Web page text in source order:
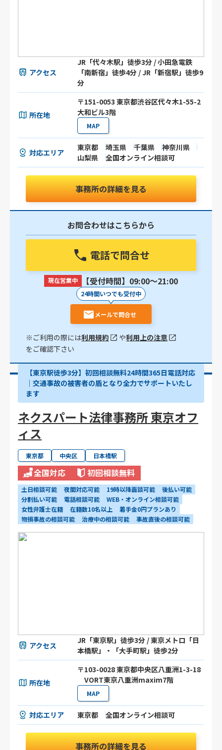
アクセス
JR「代々木駅」徒歩3分 / 小田急電鉄
「南新宿」徒歩4分 / JR「新宿駅」徒歩9
分
所在地
〒151-0053 東京都渋谷区代々木1-55-2
大和ビル3階
MAP
対応エリア
東京都 埼玉県 千葉県
神奈川県
山梨県
全国オンライン相談可
事務所の詳細を見る
お問合わせはこちらから
電話で問合せ
現在営業中 【受付時間】09:00〜21:00
24時間いつでも受付中
メールで問合せ
※ご利用の際には利用規約 や利用上の注意
をご確認下さい
【東京駅徒歩3分】初回相談無料24時間365日電話対応
｜交通事故の被害者の盾となり全力でサポートいたし
ます
ネクスパート法律事務所 東京オフ
ィス
東京都 中央区 日本橋駅
全国対応 初回相談無料
土日相談可能 夜間対応可能 19時以降面談可能
後払い可能
分割払い可能
電話相談可能
WEB・オンライン相談可能
女性弁護士在籍
在籍数10名以上
着手金0円プランあり
物損事故の相談可能
治療中の相談可能 事故直後の相談可能
アクセス
JR「東京駅」徒歩3分 / 東京メトロ「日
本橋駅」・「大手町駅」徒歩2分
所在地
〒103-0028 東京都中央区八重洲1-3-18
VORT東京八重洲maxim7階
MAP
対応エリア 東京都 全国オンライン相談可
事務所の詳細を見る